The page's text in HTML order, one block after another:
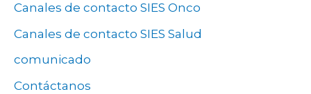
Canales de contacto SIES Onco
Canales de contacto SIES Salud
comunicado
Contáctanos